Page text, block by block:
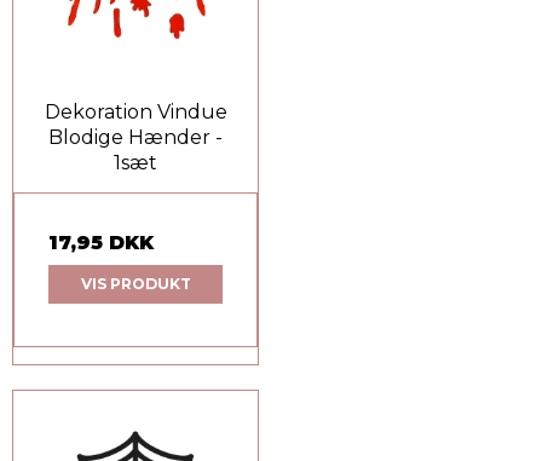
Dekoration Vindue
Blodige Hænder -
1sæt
17,95 DKK
VIS PRODUKT